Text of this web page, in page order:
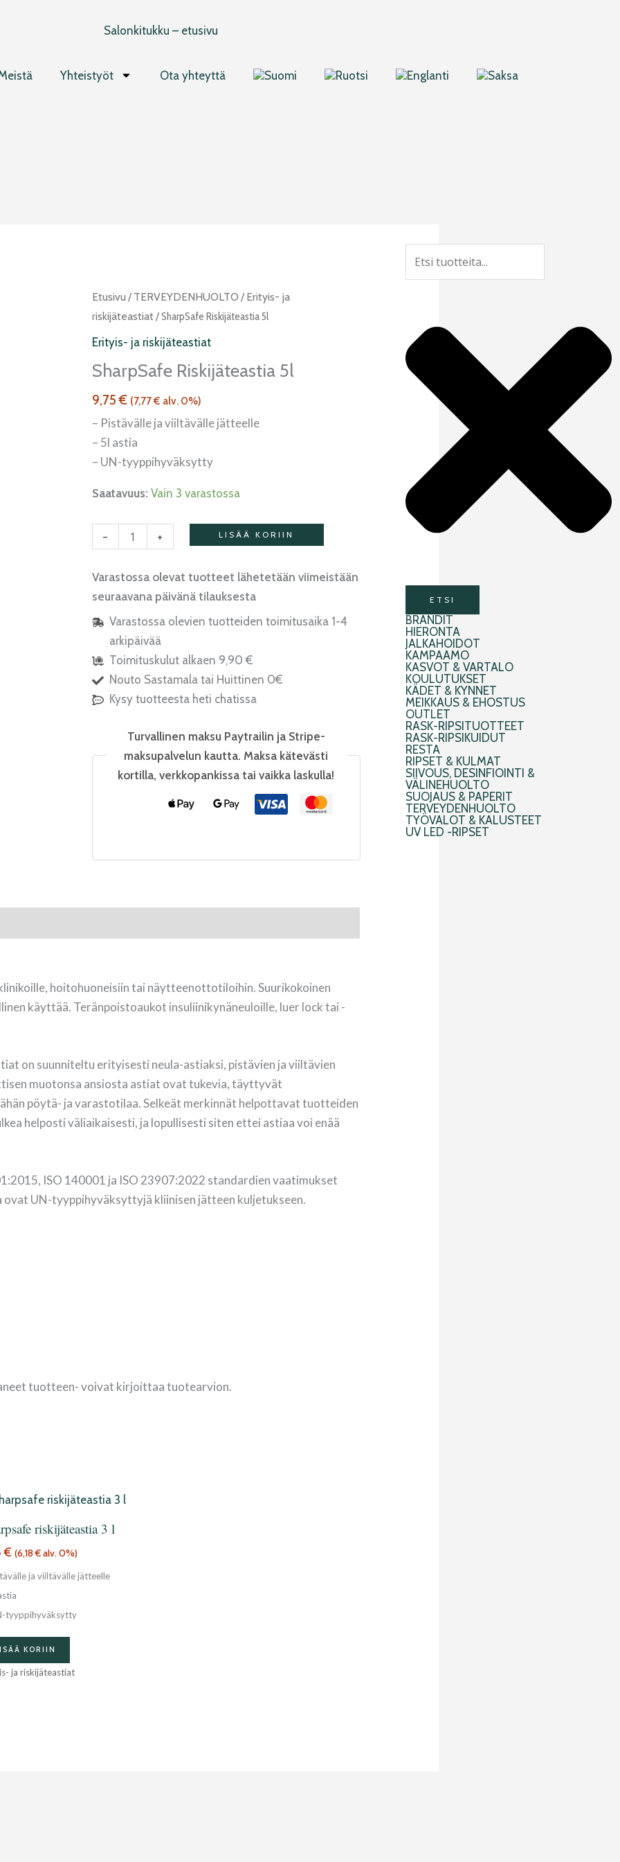
Yhteistyöt Ota yhteyttä
Etusivu / TERVEYDENHUOLTO / Erityis- ja
riskijäteastiat/ SharpSafe Riskijäteastia 5l
Erityis- ja riskijäteastiat
SharpSafe Riskijäteastia 5l
9,75€ (7,77€ alv. 0%)
– Pistävälle ja viiltävälle jätteelle
– 5l astia
– UN-tyyppihyväksytty
Saatavuus: Vain 3 varastossa
-
SharpSafe
riskijäteastia
5l
+ LISÄÄ KORIIN
Varastossa olevat tuotteet lähetetään viimeistään
seuraavana päivänä tilauksesta
Varastossa olevien tuotteiden toimitusaika 1-4
arkipäivää
Toimituskulut alkaen 9,90 €
Nouto Sastamala tai Huittinen 0€
Kysy tuotteesta heti chatissa
Turvallinen maksu Paytrailin ja Stripe-
maksupalvelun kautta. Maksa kätevästi
kortilla, verkkopankissa tai vaikka laskulla!
hoitohuoneisiin tai näytteenottotiloihin. Suurikokoinen
käyttää. Teränpoistoaukot insuliinikynäneuloille, luer lock tai -
on suunniteltu erityisesti neula-astiaksi, pistävien ja viiltävien
muotonsa ansiosta astiat ovat tukevia, täyttyvät
pöytä- ja varastotilaa. Selkeät merkinnät helpottavat tuotteiden
helposti väliaikaisesti, ja lopullisesti siten ettei astiaa voi enää
ISO 140001 ja ISO 23907:2022 standardien vaatimukset
UN-tyyppihyväksyttyjä kliinisen jätteen kuljetukseen.
tuotteen- voivat kirjoittaa tuotearvion.
riskijäteastia 3 l
€ (6,18€alv. 0%)
ja viiltävälle jätteelle
tyyppihyväksytty
KORIIN
ja riskijäteastiat
ETSI
BRÄNDIT
HIERONTA
JALKAHOIDOT
KAMPAAMO
KASVOT & VARTALO
KOULUTUKSET
KÄDET & KYNNET
MEIKKAUS & EHOSTUS
OUTLET
RASK-RIPSITUOTTEET
RASK-RIPSIKUIDUT
RESTA
RIPSET & KULMAT
SIIVOUS, DESINFIOINTI &
VÄLINEHUOLTO
SUOJAUS & PAPERIT
TERVEYDENHUOLTO
TYÖVALOT & KALUSTEET
UV LED -RIPSET